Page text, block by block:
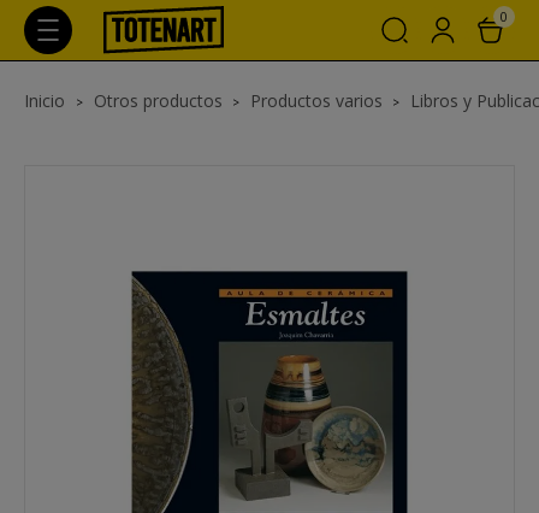
0
Inicio Otros productos Productos varios Libros y